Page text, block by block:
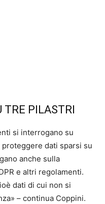
TRE PILASTRI
si interrogano su
dati sparsi su
anche sulla
e altri regolamenti.
dati di cui non si
– continua Coppini.